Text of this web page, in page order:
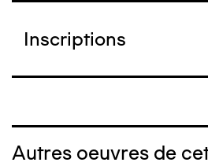
Inscriptions
Autres oeuvres de